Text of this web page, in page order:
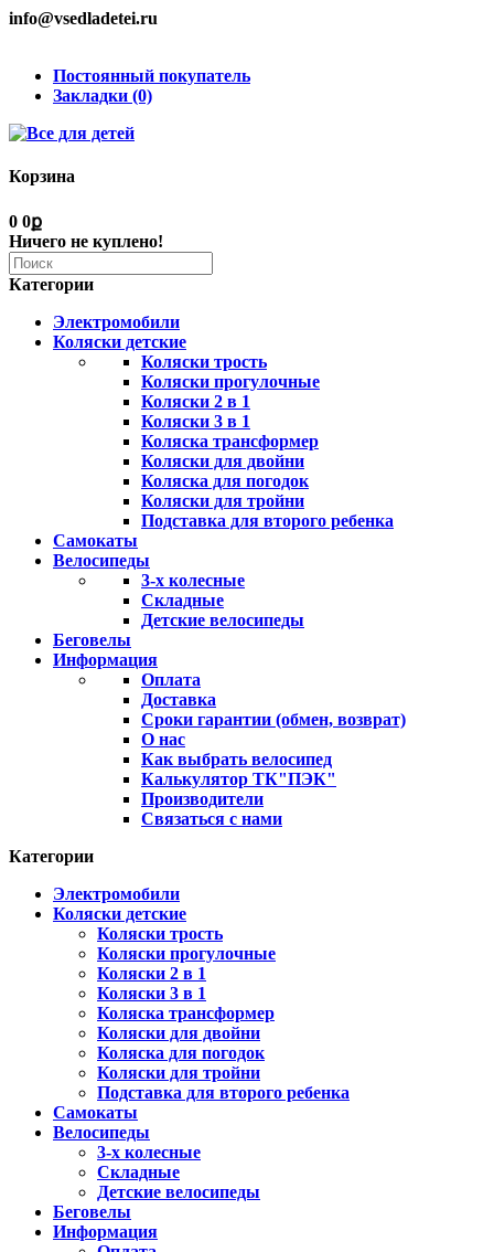
info@vsedladetei.ru
Постоянный покупатель
Закладки (0)
Корзина
0 0ք
Ничего не куплено!
Категории
Электромобили
Коляски детские
Коляски трость
Коляски прогулочные
Коляски 2 в 1
Коляски 3 в 1
Коляска трансформер
Коляски для двойни
Коляска для погодок
Коляски для тройни
Подставка для второго ребенка
Самокаты
Велосипеды
3-х колесные
Складные
Детские велосипеды
Беговелы
Информация
Оплата
Доставка
Сроки гарантии (обмен, возврат)
О нас
Как выбрать велосипед
Калькулятор ТК"ПЭК"
Производители
Связаться с нами
Категории
Электромобили
Коляски детские
Коляски трость
Коляски прогулочные
Коляски 2 в 1
Коляски 3 в 1
Коляска трансформер
Коляски для двойни
Коляска для погодок
Коляски для тройни
Подставка для второго ребенка
Самокаты
Велосипеды
3-х колесные
Складные
Детские велосипеды
Беговелы
Информация